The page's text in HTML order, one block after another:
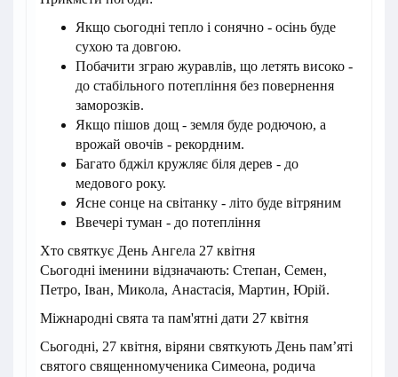
Якщо сьогодні тепло і сонячно - осінь буде
сухою та довгою.
Побачити зграю журавлів, що летять високо -
до стабільного потепління без повернення
заморозків.
Якщо пішов дощ - земля буде родючою, а
врожай овочів - рекордним.
Багато бджіл кружляє біля дерев - до
медового року.
Ясне сонце на світанку - літо буде вітряним
Ввечері туман - до потепління
Хто святкує День Ангела 27 квітня
Сьогодні іменини відзначають: Степан, Семен,
Петро, Іван, Микола, Анастасія, Мартин, Юрій.
Міжнародні свята та пам'ятні дати 27 квітня
Сьогодні, 27 квітня, віряни святкують День пам’яті
святого священномученика Симеона, родича